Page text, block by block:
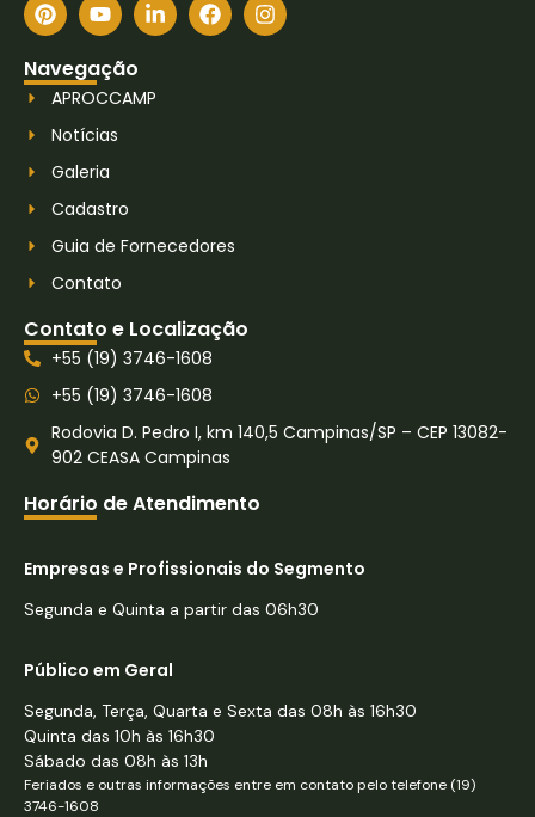
Navegação
APROCCAMP
Notícias
Galeria
Cadastro
Guia de Fornecedores
Contato
Contato e Localização
+55 (19) 3746-1608
+55 (19) 3746-1608
Rodovia D. Pedro I, km 140,5 Campinas/SP – CEP 13082-
902 CEASA Campinas
Horário de Atendimento
Empresas e Profissionais do Segmento
Segunda e Quinta a partir das 06h30
Público em Geral
Segunda, Terça, Quarta e Sexta das 08h às 16h30
Quinta das 10h às 16h30
Sábado das 08h às 13h
Feriados e outras informações entre em contato pelo telefone (19)
3746-1608